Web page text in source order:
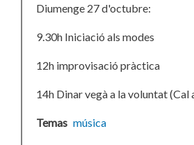
Diumenge 27 d'octubre:
9.30h Iniciació als modes
12h improvisació pràctica
14h Dinar vegà a la voluntat (Cal
Temas música